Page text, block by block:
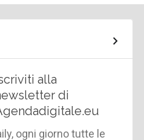
alla
di
ogni giorno tutte le